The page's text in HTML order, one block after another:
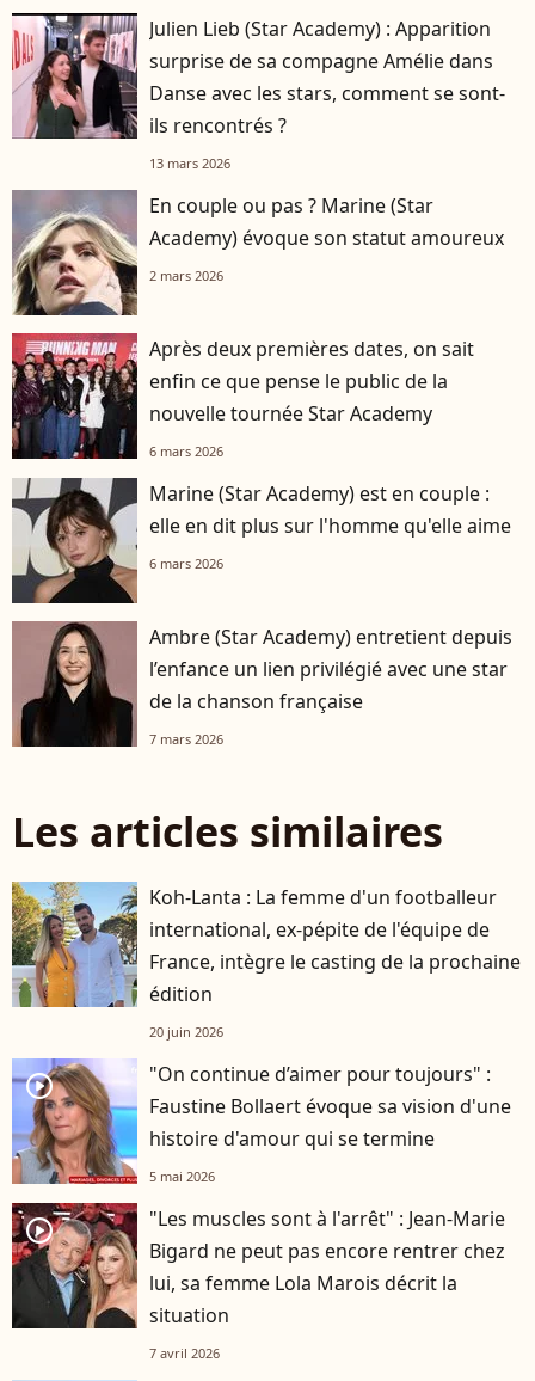
Julien Lieb (Star Academy) : Apparition
surprise de sa compagne Amélie dans
Danse avec les stars, comment se sont-
ils rencontrés ?
13 mars 2026
En couple ou pas ? Marine (Star
Academy) évoque son statut amoureux
2 mars 2026
Après deux premières dates, on sait
enfin ce que pense le public de la
nouvelle tournée Star Academy
6 mars 2026
Marine (Star Academy) est en couple :
elle en dit plus sur l'homme qu'elle aime
6 mars 2026
Ambre (Star Academy) entretient depuis
l’enfance un lien privilégié avec une star
de la chanson française
7 mars 2026
Les articles similaires
Koh-Lanta : La femme d'un footballeur
international, ex-pépite de l'équipe de
France, intègre le casting de la prochaine
édition
20 juin 2026
player2
"On continue d’aimer pour toujours" :
Faustine Bollaert évoque sa vision d'une
histoire d'amour qui se termine
5 mai 2026
player2
"Les muscles sont à l'arrêt" : Jean-Marie
Bigard ne peut pas encore rentrer chez
lui, sa femme Lola Marois décrit la
situation
7 avril 2026